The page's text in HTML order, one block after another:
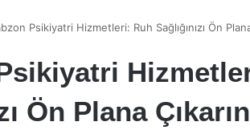
Psikiyatri Hizmetleri: Ruh Sağlığınızı Ön
Ön Plana